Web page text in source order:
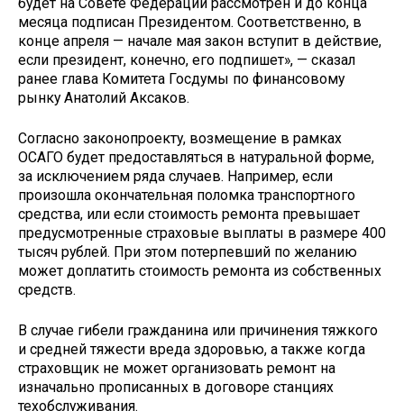
месяца подписан Президентом. Соответственно, в
конце апреля — начале мая закон вступит в действие,
если президент, конечно, его подпишет», — сказал
ранее глава Комитета Госдумы по финансовому
рынку Анатолий Аксаков.
Согласно законопроекту, возмещение в рамках
ОСАГО будет предоставляться в натуральной форме,
за исключением ряда случаев. Например, если
произошла окончательная поломка транспортного
средства, или если стоимость ремонта превышает
предусмотренные страховые выплаты в размере 400
тысяч рублей. При этом потерпевший по желанию
может доплатить стоимость ремонта из собственных
средств.
В случае гибели гражданина или причинения тяжкого
и средней тяжести вреда здоровью, а также когда
страховщик не может организовать ремонт на
изначально прописанных в договоре станциях
техобслуживания.